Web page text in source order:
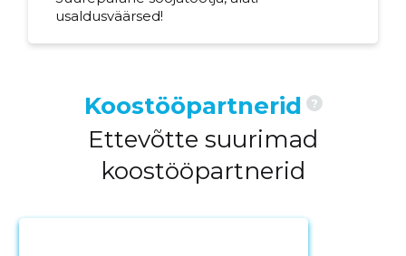
usaldusväärsed!
Koostööpartnerid ?
Ettevõtte suurimad
koostööpartnerid